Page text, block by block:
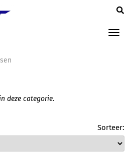
deze categorie.
Sorteer: